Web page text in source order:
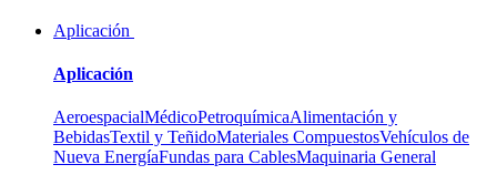
Aplicación
Aplicación
AeroespacialMédicoPetroquímicaAlimentación y
BebidasTextil y TeñidoMateriales CompuestosVehículos de
Nueva EnergíaFundas para CablesMaquinaria General